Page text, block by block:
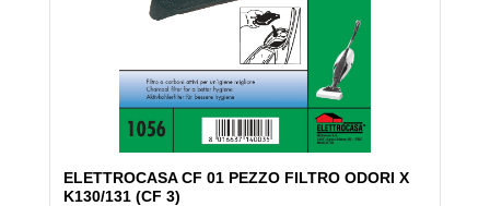
ELETTROCASA CF 01 PEZZO FILTRO ODORI X
K130/131 (CF 3)